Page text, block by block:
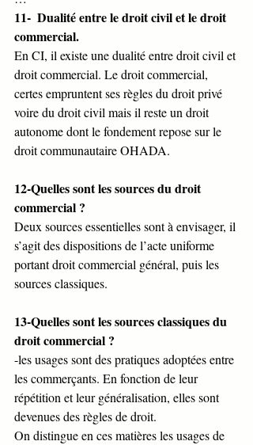
11-  Dualité entre le droit civil et le droit
commercial.
En CI, il existe une dualité entre droit civil et
droit commercial. Le droit commercial,
certes empruntent ses règles du droit privé
voire du droit civil mais il reste un droit
autonome dont le fondement repose sur le
droit communautaire OHADA.
12-Quelles sont les sources du droit
commercial ?
Deux sources essentielles sont à envisager, il
s’agit des dispositions de l’acte uniforme
portant droit commercial général, puis les
sources classiques.
13-Quelles sont les sources classiques du
droit commercial ?
-les usages sont des pratiques adoptées entre
les commerçants. En fonction de leur
répétition et leur généralisation, elles sont
devenues des règles de droit.
On distingue en ces matières les usages de